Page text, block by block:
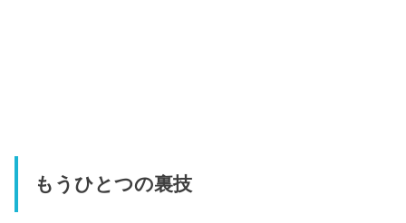
もうひとつの裏技